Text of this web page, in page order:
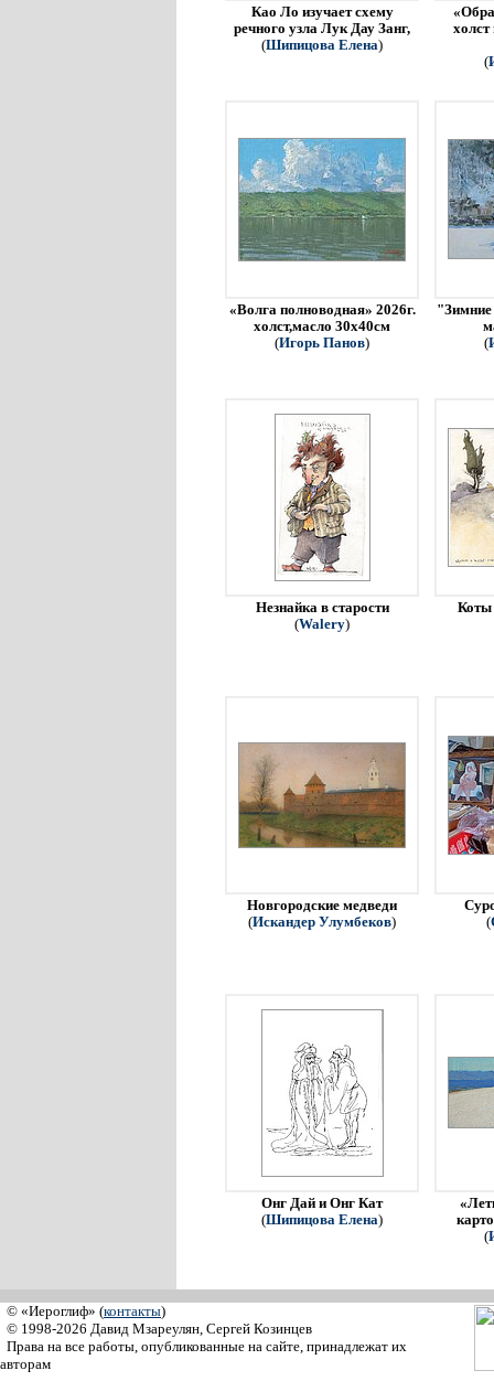
Као Ло изучает схему
речного узла Лук Дау Занг,
(Шипицова Елена)
холст
(
«Волга полноводная» 2026г.
холст,масло 30х40см
(Игорь Панов)
"Зимние
(
Незнайка в старости
(Walery)
Коты
Новгородские медведи
(Искандер Улумбеков)
(
Онг Дай и Онг Кат
(Шипицова Елена)
(
© «Иероглиф» (контакты)
© 1998-2026 Давид Мзареулян, Сергей Козинцев
Права на все работы, опубликованные на сайте, принадлежат их
авторам